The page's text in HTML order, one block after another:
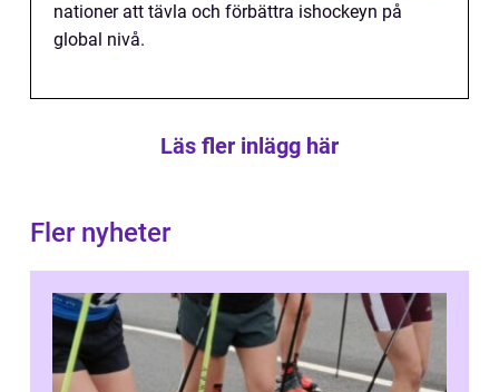
nationer att tävla och förbättra ishockeyn på
global nivå.
Läs fler inlägg här
Fler nyheter